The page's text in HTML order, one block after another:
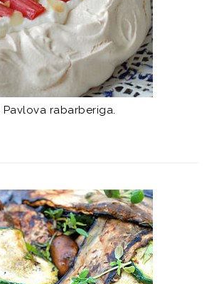
rabarberiga.